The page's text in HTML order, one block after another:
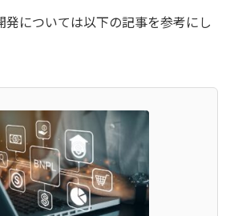
発については以下の記事を参考にし